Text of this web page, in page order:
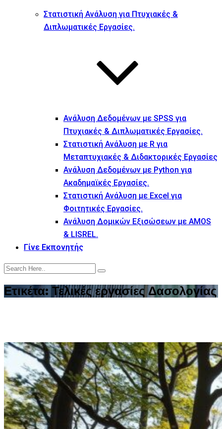
Στατιστική Ανάλυση για Πτυχιακές &
Διπλωματικές Εργασίες.
Ανάλυση Δεδομένων με SPSS για
Πτυχιακές & Διπλωματικές Εργασίες.
Στατιστική Ανάλυση με R για
Μεταπτυχιακές & Διδακτορικές Εργασίες
Ανάλυση Δεδομένων με Python για
Ακαδημαϊκές Εργασίες.
Στατιστική Ανάλυση με Excel για
Φοιτητικές Εργασίες.
Ανάλυση Δομικών Εξισώσεων με AMOS
& LISREL.
Γίνε Εκπονητής
Ετικέτα: Τελικές εργασίες Δασολογίας